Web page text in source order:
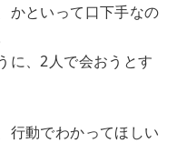
かといって口下手なの
に、2人で会おうとす
行動でわかってほしい